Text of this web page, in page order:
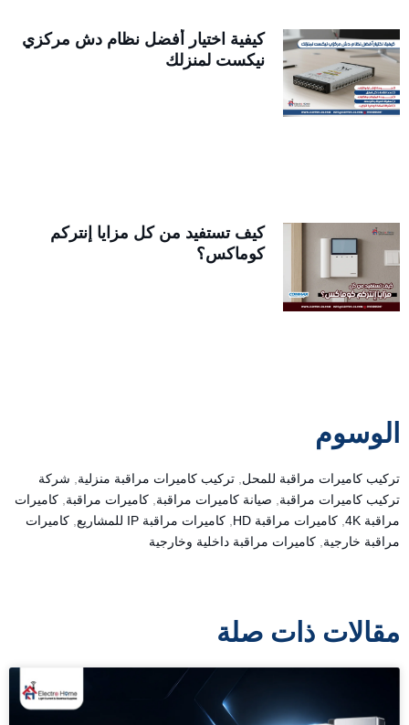
كيفية اختيار أفضل نظام دش مركزي
نيكست لمنزلك
كيف تستفيد من كل مزايا إنتركم
كوماكس؟
الوسوم
تركيب كاميرات مراقبة للمحل تركيب كاميرات مراقبة منزلية
شركة
تركيب كاميرات مراقبة
صيانة كاميرات مراقبة كاميرات مراقبة كاميرات
مراقبة 4K
كاميرات مراقبة HD كاميرات مراقبة IP للمشاريع
كاميرات
مراقبة خارجية كاميرات مراقبة داخلية وخارجية
مقالات ذات صلة